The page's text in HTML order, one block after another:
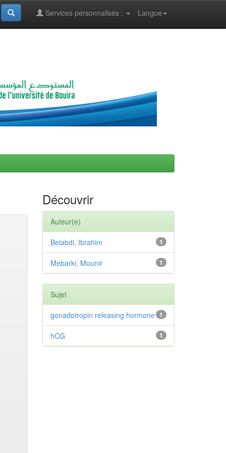
Langue
Services personnalisés :
Découvrir
Auteur(e)
1
Belabdi, Ibrahim
1
Mebarki, Mounir
Sujet
1
gonadotropin releasing hormone
1
hCG